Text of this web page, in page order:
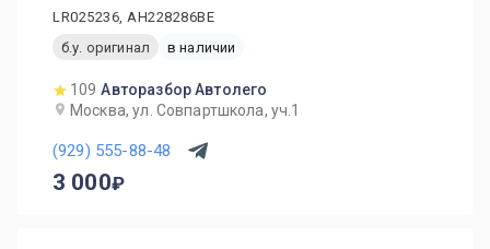
LR025236, AH228286BE
б.у. оригинал
в наличии
109 Авторазбор Автолего
Москва, ул. Совпартшкола, уч.1
(929) 555-88-48
3 000